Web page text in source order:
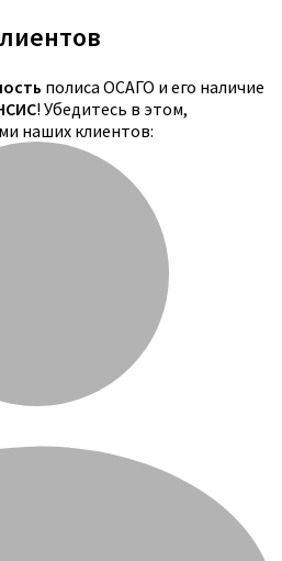
полиса ОСАГО и его наличие
! Убедитесь в этом,
наших клиентов: